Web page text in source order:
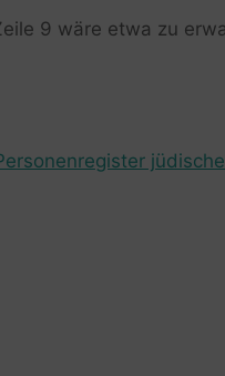
9 wäre etwa zu